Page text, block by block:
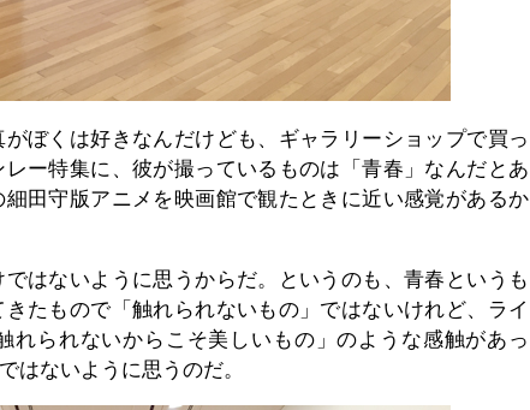
ぼくは好きなんだけども、ギャラリーショップで買っ
ー特集に、彼が撮っているものは「青春」なんだとあ
田守版アニメを映画館で観たときに近い感覚があるか
はないように思うからだ。というのも、青春というも
たもので「触れられないもの」ではないけれど、ライ
れられないからこそ美しいもの」のような感触があっ
はないように思うのだ。